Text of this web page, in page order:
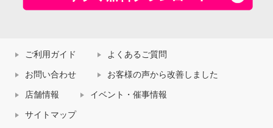
ご利用ガイド よくあるご質問
お問い合わせ お客様の声から改善しました
店舗情報 イベント・催事情報
サイトマップ